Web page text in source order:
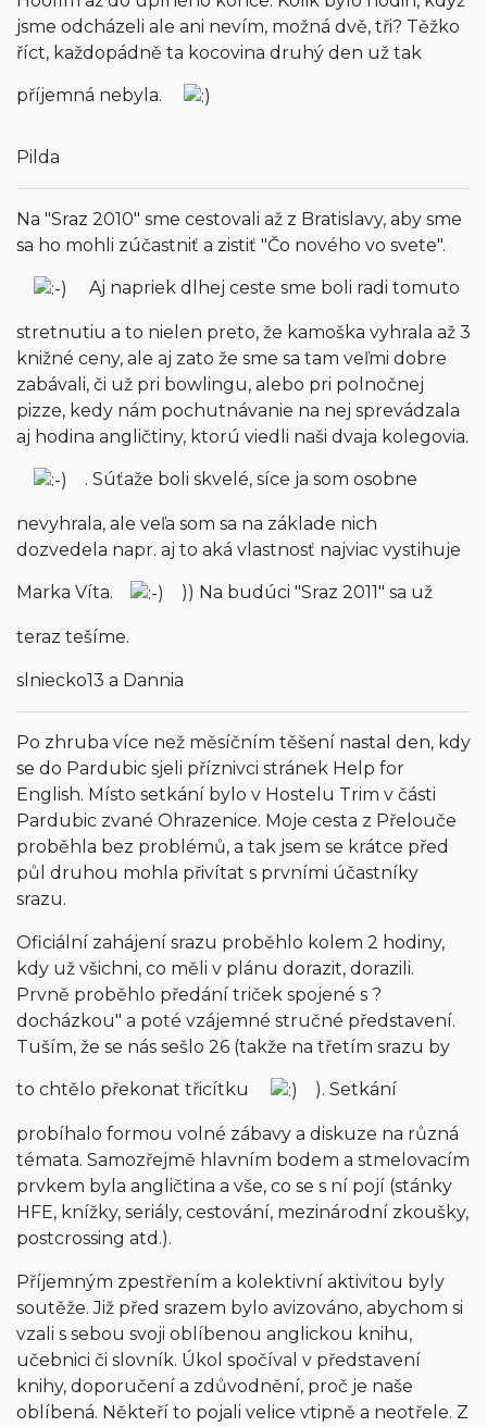
jsme odcházeli ale ani nevím, možná dvě, tři? Těžko
říct, každopádně ta kocovina druhý den už tak
příjemná nebyla.
Pilda
Na "Sraz 2010" sme cestovali až z Bratislavy, aby sme
sa ho mohli zúčastniť a zistiť "Čo nového vo svete".
Aj napriek dlhej ceste sme boli radi tomuto
stretnutiu a to nielen preto, že kamoška vyhrala až 3
knižné ceny, ale aj zato že sme sa tam veľmi dobre
zabávali, či už pri bowlingu, alebo pri polnočnej
pizze, kedy nám pochutnávanie na nej sprevádzala
aj hodina angličtiny, ktorú viedli naši dvaja kolegovia.
. Súťaže boli skvelé, síce ja som osobne
nevyhrala, ale veľa som sa na základe nich
dozvedela napr. aj to aká vlastnosť najviac vystihuje
Marka Víta. )) Na budúci "Sraz 2011" sa už
teraz tešíme.
slniecko13 a Dannia
Po zhruba více než měsíčním těšení nastal den, kdy
se do Pardubic sjeli příznivci stránek Help for
English. Místo setkání bylo v Hostelu Trim v části
Pardubic zvané Ohrazenice. Moje cesta z Přelouče
proběhla bez problémů, a tak jsem se krátce před
půl druhou mohla přivítat s prvními účastníky
srazu.
Oficiální zahájení srazu proběhlo kolem 2 hodiny,
kdy už všichni, co měli v plánu dorazit, dorazili.
Prvně proběhlo předání triček spojené s ?
docházkou" a poté vzájemné stručné představení.
Tuším, že se nás sešlo 26 (takže na třetím srazu by
to chtělo překonat třicítku ). Setkání
probíhalo formou volné zábavy a diskuze na různá
témata. Samozřejmě hlavním bodem a stmelovacím
prvkem byla angličtina a vše, co se s ní pojí (stánky
HFE, knížky, seriály, cestování, mezinárodní zkoušky,
postcrossing atd.).
Příjemným zpestřením a kolektivní aktivitou byly
soutěže. Již před srazem bylo avizováno, abychom si
vzali s sebou svoji oblíbenou anglickou knihu,
učebnici či slovník. Úkol spočíval v představení
knihy, doporučení a zdůvodnění, proč je naše
oblíbená. Někteří to pojali velice vtipně a neotřele. Z